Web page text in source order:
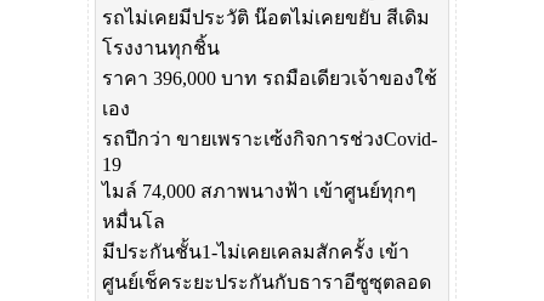
รถไม่เคยมีประวัติ น๊อตไม่เคยขยับ สีเดิม
โรงงานทุกชิ้น
ราคา 396,000 บาท รถมือเดียวเจ้าของใช้
เอง
รถปีกว่า ขายเพราะเซ้งกิจการช่วงCovid-
19
ไมล์ 74,000 สภาพนางฟ้า เข้าศูนย์ทุกๆ
หมื่นโล
มีประกันชั้น1-ไม่เคยเคลมสักครั้ง เข้า
ศูนย์เช็คระยะประกันกับธาราอีซูซุตลอด